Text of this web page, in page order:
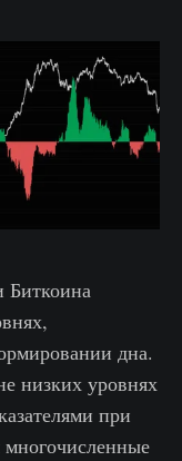
Биткоина
дна.
низких уровнях
при